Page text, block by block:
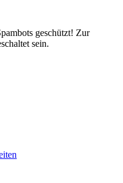
geschützt! Zur
sein.